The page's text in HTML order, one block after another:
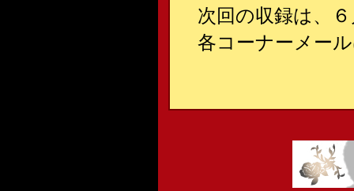
次回の収録は、
各コーナーメー